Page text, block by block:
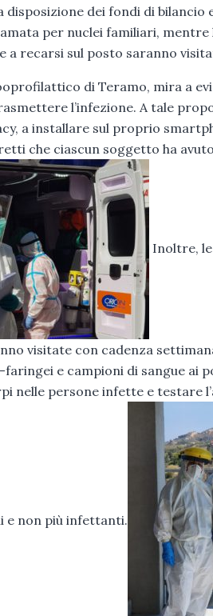
dei fondi di bilancio
per nuclei familiari,
a recarsi sul posto saranno
di Teramo, mira a
l’infezione. A tale
a installare sul proprio
che ciascun soggetto ha
Inoltre,
visitate con cadenza
e campioni di sangue ai
nelle persone infette e testare
e non più infettanti.